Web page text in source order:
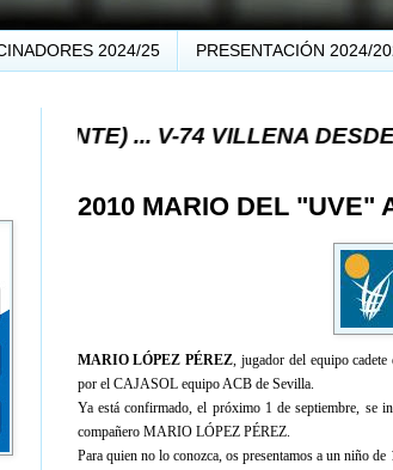
2024/25 PRESENTACIÓN 2024/
V-74 VILLENA DESDE 1.974 ...
2010 MARIO DEL "UVE"
MARIO LÓPEZ PÉREZ, jugador del equipo
por el CAJASOL equipo ACB de Sevilla.
Ya está confirmado, el próximo 1 de septiembre, se
compañero MARIO LÓPEZ PÉREZ.
Para quien no lo conozca, os presentamos a un niño